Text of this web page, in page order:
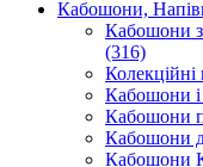
Кабошони,
Кабошони
(316)
Колекційні
Кабошони
Кабошони
Кабошони
Кабошони